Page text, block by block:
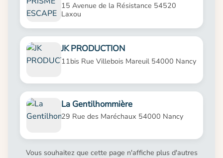
15 Avenue de la Résistance 54520
Laxou
JK PRODUCTION
11bis Rue Villebois Mareuil 54000 Nancy
La Gentilhommière
29 Rue des Maréchaux 54000 Nancy
Vous souhaitez que cette page n'affiche plus d'autres